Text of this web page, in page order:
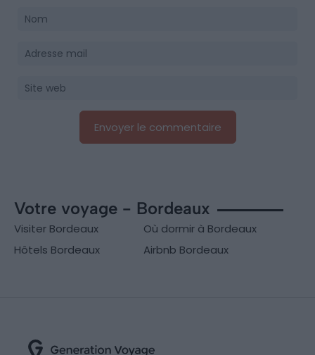
Votre voyage - Bordeaux
Visiter Bordeaux
Où dormir à Bordeaux
Hôtels Bordeaux
Airbnb Bordeaux